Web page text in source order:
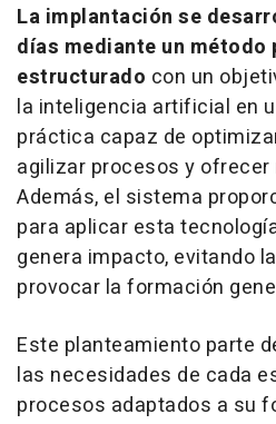
La implantación se
días mediante un método
estructurado con un
la inteligencia artificial en
práctica capaz de
agilizar procesos y
Además, el sistema
para aplicar esta
genera impacto, evitando
provocar la formación
Este planteamiento parte
las necesidades de cada
procesos adaptados a su